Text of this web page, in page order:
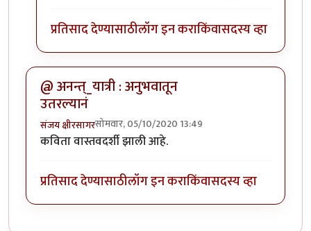
प्रतिसाद देण्यासाठीलॉग इन कराकिंवासदस्य व्हा
@ अनन्त्_यात्री : अनुभवातून
उतरल्यानं
संजय क्षीरसागरसोमवार, 05/10/2020 13:49
कविता वास्तवदर्शी झाली आहे.
प्रतिसाद देण्यासाठीलॉग इन कराकिंवासदस्य व्हा